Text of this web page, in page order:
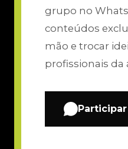
grupo no
conteúdos
mão e trocar
profissionais da